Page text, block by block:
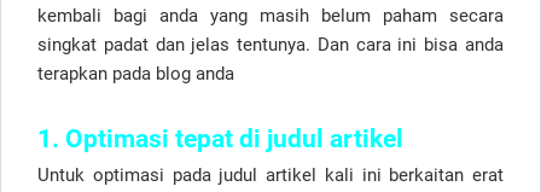
kembali bagi anda yang masih belum paham secara
singkat padat dan jelas tentunya. Dan cara ini bisa anda
terapkan pada blog anda
1. Optimasi tepat di judul artikel
Untuk optimasi pada judul artikel kali ini berkaitan erat